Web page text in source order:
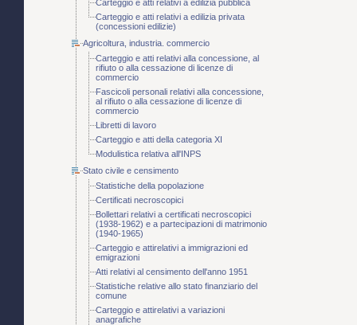
Carteggio e atti relativi a edilizia pubblica
Carteggio e atti relativi a edilizia privata
(concessioni edilizie)
Agricoltura, industria. commercio
Carteggio e atti relativi alla concessione, al
rifiuto o alla cessazione di licenze di
commercio
Fascicoli personali relativi alla concessione,
al rifiuto o alla cessazione di licenze di
commercio
Libretti di lavoro
Carteggio e atti della categoria XI
Modulistica relativa all'INPS
Stato civile e censimento
Statistiche della popolazione
Certificati necroscopici
Bollettari relativi a certificati necroscopici
(1938-1962) e a partecipazioni di matrimonio
(1940-1965)
Carteggio e attirelativi a immigrazioni ed
emigrazioni
Atti relativi al censimento dell'anno 1951
Statistiche relative allo stato finanziario del
comune
Carteggio e attirelativi a variazioni
anagrafiche